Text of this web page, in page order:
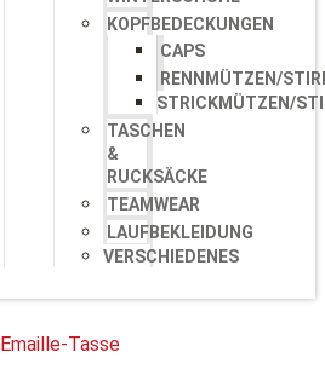
KOPFBEDECKUNGEN
CAPS
RENNMÜTZEN/
STRICKMÜTZEN/
TASCHEN
&
RUCKSÄCKE
TEAMWEAR
LAUFBEKLEIDUNG
VERSCHIEDENES
Tasse